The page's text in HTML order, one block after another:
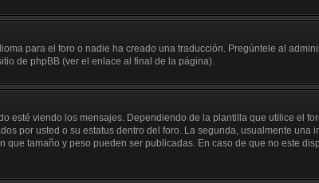
para el foro o nadie ha creado una traducción. Pregúntele al
de phpBB (ver el enlace al final de la página).
esté viendo los mensajes. Dependiendo de la plantilla que utilice el
por usted o su estatus dentro del foro. La segunda, usualmente
tamaño y peso pueden ser publicadas. En caso de que no este